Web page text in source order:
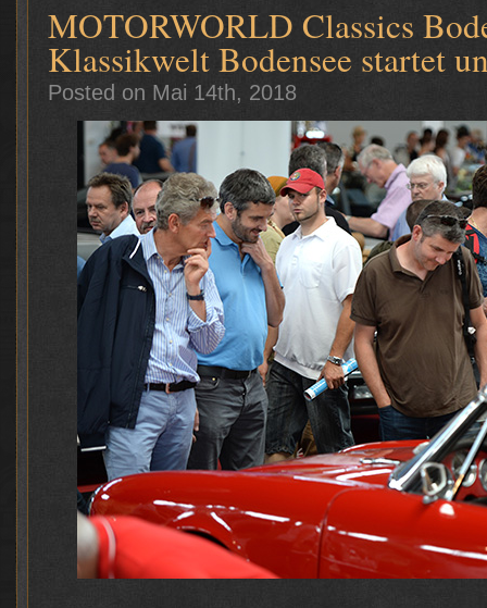
MOTORWORLD Classics
Klassikwelt Bodensee startet
Posted on Mai 14th, 2018